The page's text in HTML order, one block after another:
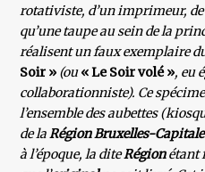
rotativiste, d’un imprimeur,
qu’une taupe au sein de la
réalisent un faux exemplaire
Soir » (ou« Le Soir volé », eu
collaborationniste). Ce
l’ensemble des aubettes
de laRégion Bruxelles-Capitale
à l’époque, la diteRégionétant